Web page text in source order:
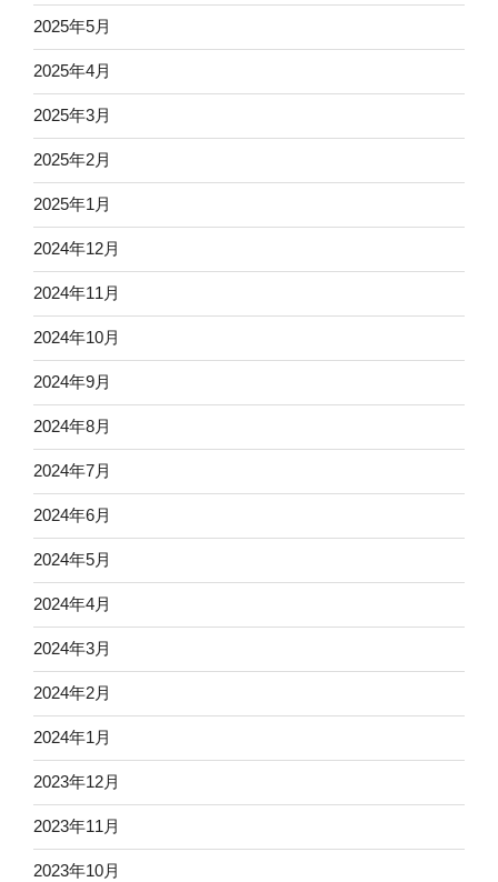
2025年5月
2025年4月
2025年3月
2025年2月
2025年1月
2024年12月
2024年11月
2024年10月
2024年9月
2024年8月
2024年7月
2024年6月
2024年5月
2024年4月
2024年3月
2024年2月
2024年1月
2023年12月
2023年11月
2023年10月